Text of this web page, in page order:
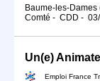
Baume-les-
Comté - CDD -
Un(e)
Emploi France